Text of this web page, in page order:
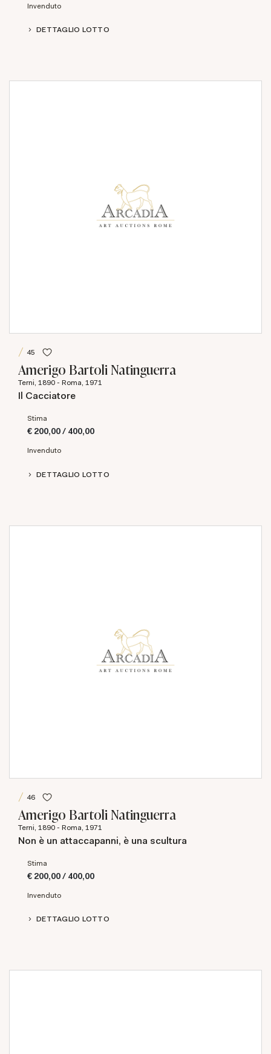
Invenduto
DETTAGLIO LOTTO
45
Amerigo Bartoli Natinguerra
Terni, 1890 - Roma, 1971
Il Cacciatore
Stima
€ 200,00 / 400,00
Invenduto
DETTAGLIO LOTTO
46
Amerigo Bartoli Natinguerra
Terni, 1890 - Roma, 1971
Non è un attaccapanni, è una scultura
Stima
€ 200,00 / 400,00
Invenduto
DETTAGLIO LOTTO